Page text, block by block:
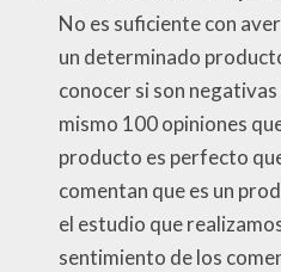
No es suficiente con
un determinado
conocer si son
mismo 100 opiniones
producto es perfecto
comentan que es un
el estudio que
sentimiento de los